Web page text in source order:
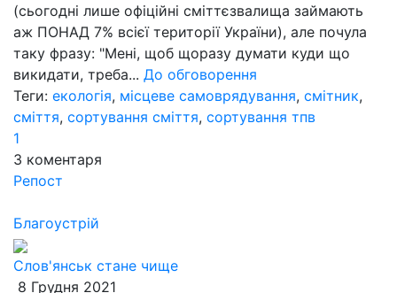
(сьогодні лише офіційні сміттєзвалища займають
аж ПОНАД 7% всієї території України), але почула
таку фразу: "Мені, щоб щоразу думати куди що
викидати, треба... До обговорення
Теги: екологія, місцеве самоврядування, смітник,
сміття, сортування сміття, сортування тпв
1
3 коментаря
Репост
Благоустрій
Слов'янськ стане чище
8 Грудня 2021